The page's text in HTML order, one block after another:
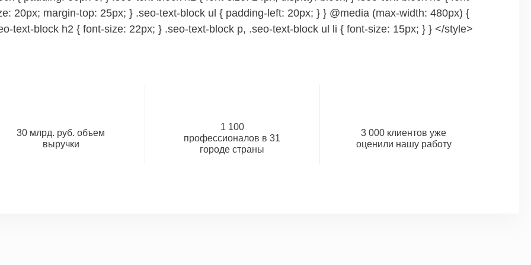
20px; margin-top: 25px; } .seo-text-block ul { padding-left: 20px; } } @media (max-width: 480px) {
text-block h2 { font-size: 22px; } .seo-text-block p, .seo-text-block ul li { font-size: 15px; } } </style>
30 млрд. руб. объем
выручки
1 100
профессионалов в 31
городе страны
3 000 клиентов уже
оценили нашу работу